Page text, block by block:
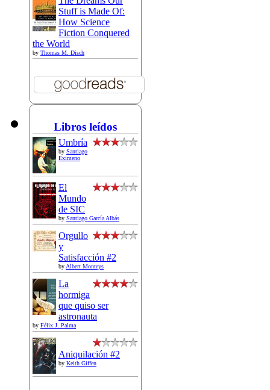
Stuff is Made Of:
How Science
Fiction Conquered
the World
by Thomas M. Disch
Libros leídos
Umbría
by Santiago
Eximeno
El
Mundo
de SIC
by Santiago García Albás
Orgullo
y
Satisfacción #2
by Albert Monteys
La
hormiga
que quiso ser
astronauta
by Félix J. Palma
Aniquilación #2
by Keith Giffen